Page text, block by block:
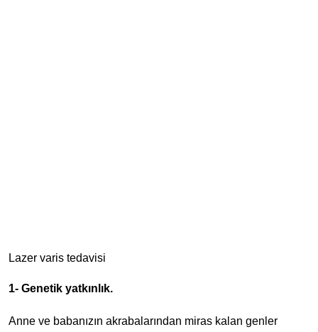
Lazer varis tedavisi
1- Genetik yatkınlık.
Anne ve babanızın akrabalarından miras kalan genler